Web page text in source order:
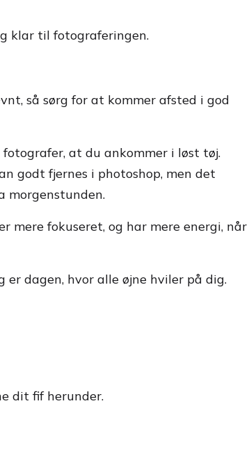
klar til fotograferingen.
så sørg for at kommer afsted i god
at du ankommer i løst tøj.
godt fjernes i photoshop, men det
morgenstunden.
mere fokuseret, og har mere energi, når
er dagen, hvor alle øjne hviler på dig.
dit fif herunder.